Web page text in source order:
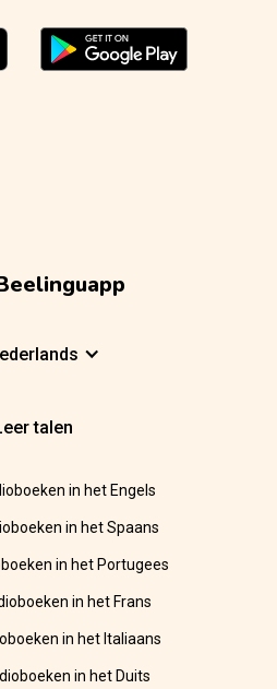
talen
in het Engels
in het Spaans
in het Portugees
in het Frans
in het Italiaans
in het Duits